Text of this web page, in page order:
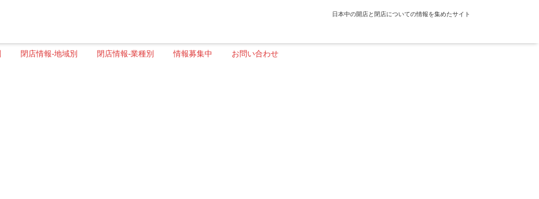
日本中の開店と閉店についての情報を集めたサイト
閉店情報-地域別 閉店情報-業種別 情報募集中 お問い合わせ